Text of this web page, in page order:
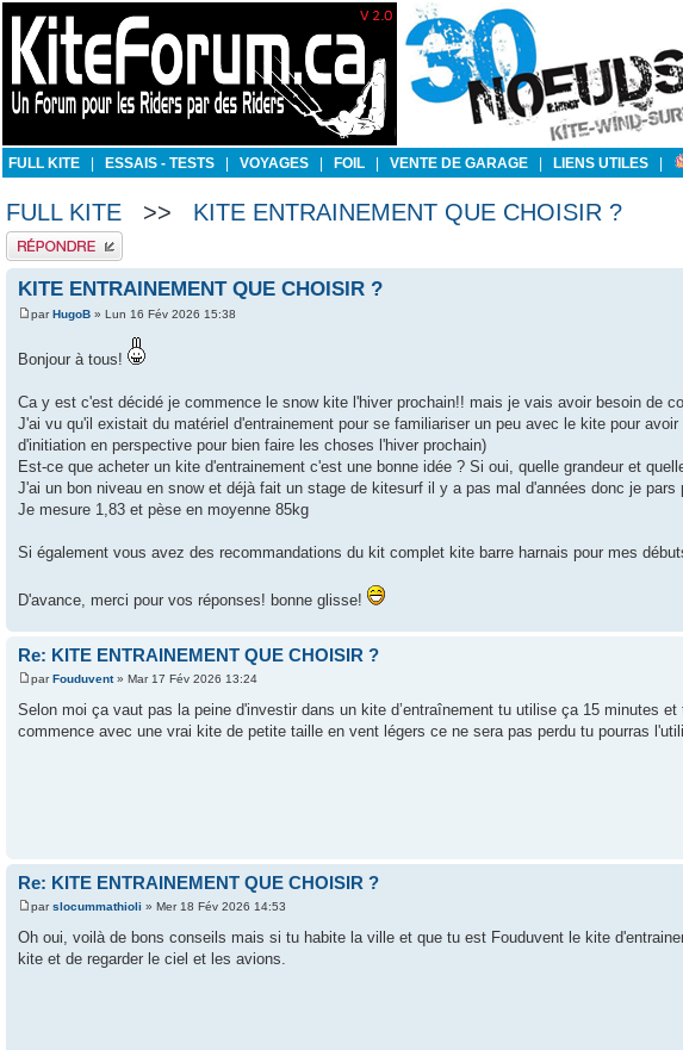
FULL KITE ESSAIS - TESTS VOYAGES FOIL VENTE DE GARAGE LIENS UTILES
FULL KITE >> KITE ENTRAINEMENT QUE CHOISIR ?
Publier une réponse
KITE ENTRAINEMENT QUE CHOISIR ?
parHugoB » Lun 16 Fév 2026 15:38
Bonjour à tous!
Ca y est c'est décidé je commence le snow kite l'hiver prochain!! mais je vais avoir besoin de
J'ai vu qu'il existait du matériel d'entrainement pour se familiariser un peu avec le kite pour
d'initiation en perspective pour bien faire les choses l'hiver prochain)
Est-ce que acheter un kite d'entrainement c'est une bonne idée ? Si oui, quelle grandeur et
J'ai un bon niveau en snow et déjà fait un stage de kitesurf il y a pas mal d'années donc je
Je mesure 1,83 et pèse en moyenne 85kg
Si également vous avez des recommandations du kit complet kite barre harnais pour mes
D'avance, merci pour vos réponses! bonne glisse!
Re: KITE ENTRAINEMENT QUE CHOISIR ?
parFouduvent» Mar 17 Fév 2026 13:24
Selon moi ça vaut pas la peine d'investir dans un kite d’entraînement tu utilise ça 15 minutes
commence avec une vrai kite de petite taille en vent légers ce ne sera pas perdu tu pourras
Re: KITE ENTRAINEMENT QUE CHOISIR ?
parslocummathioli » Mer 18 Fév 2026 14:53
Oh oui, voilà de bons conseils mais si tu habite la ville et que tu est Fouduvent le kite
kite et de regarder le ciel et les avions.